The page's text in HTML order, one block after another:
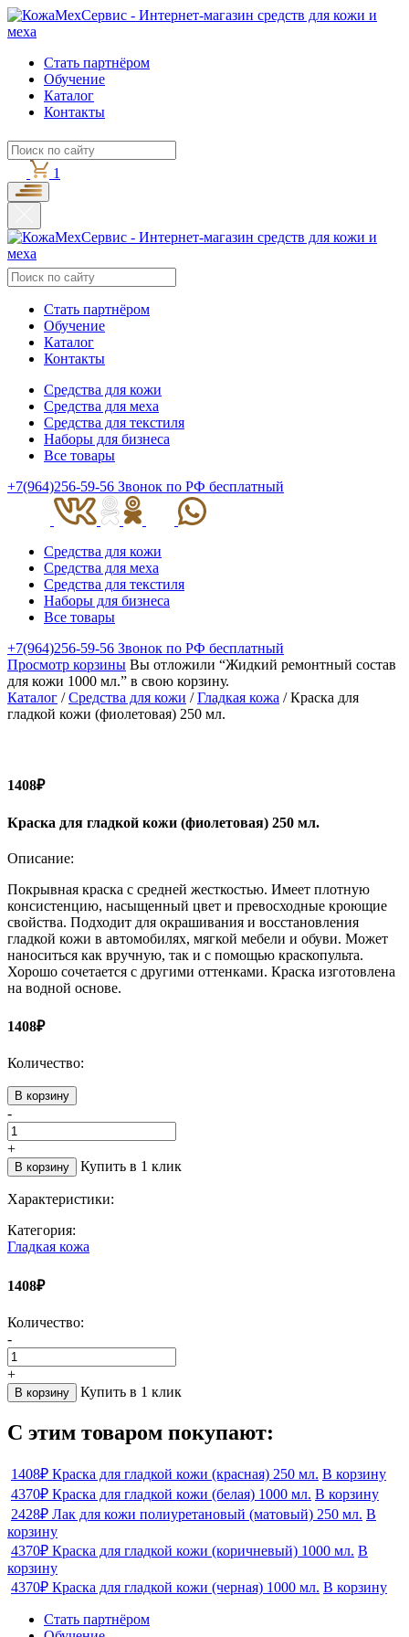
Стать партнёром
Обучение
Каталог
Контакты
1
Стать партнёром
Обучение
Каталог
Контакты
Средства для кожи
Средства для меха
Средства для текстиля
Наборы для бизнеса
Все товары
+7(964)256-59-56 Звонок по РФ бесплатный
Средства для кожи
Средства для меха
Средства для текстиля
Наборы для бизнеса
Все товары
+7(964)256-59-56 Звонок по РФ бесплатный
Просмотр корзины Вы отложили “Жидкий ремонтный состав
для кожи 1000 мл.” в свою корзину.
Каталог /Средства для кожи /Гладкая кожа / Краска для
гладкой кожи (фиолетовая) 250 мл.
1408₽
Краска для гладкой кожи (фиолетовая) 250 мл.
Описание:
Покрывная краска с средней жесткостью. Имеет плотную
консистенцию, насыщенный цвет и превосходные кроющие
свойства. Подходит для окрашивания и восстановления
гладкой кожи в автомобилях, мягкой мебели и обуви. Может
наноситься как вручную, так и с помощью краскопульта.
Хорошо сочетается с другими оттенками. Краска изготовлена
на водной основе.
1408₽
Количество:
В корзину
-
+
В корзину Купить в 1 клик
Характеристики:
Категория:
Гладкая кожа
1408₽
Количество:
-
+
В корзину Купить в 1 клик
С этим товаром покупают:
1408₽ Краска для гладкой кожи (красная) 250 мл. В корзину
4370₽ Краска для гладкой кожи (белая) 1000 мл. В корзину
2428₽ Лак для кожи полиуретановый (матовый) 250 мл. В
корзину
4370₽ Краска для гладкой кожи (коричневый) 1000 мл. В
корзину
4370₽ Краска для гладкой кожи (черная) 1000 мл. В корзину
Стать партнёром